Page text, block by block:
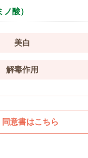
酸）
美白
解毒作用
意書はこちら